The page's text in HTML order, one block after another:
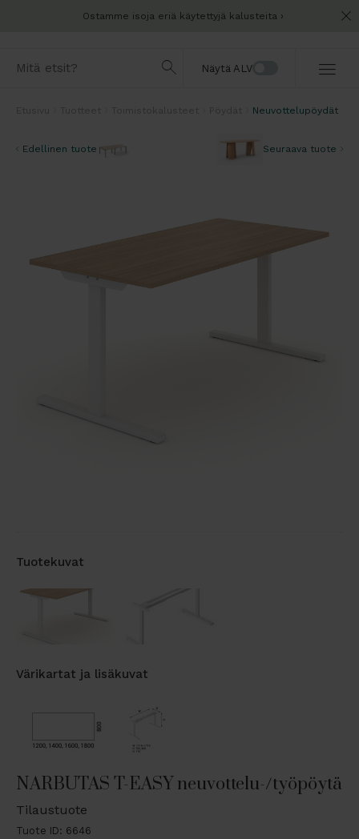
Ostamme isoja eriä käytettyjä kalusteita
Näytä ALV
Neuvottelupöydät
Edellinen tuote Seuraava tuote
Tuotekuvat
Värikartat ja lisäkuvat
NARBUTAS T-EASY neuvottelu-/työpöytä
Tilaustuote
Tuote ID: 6646